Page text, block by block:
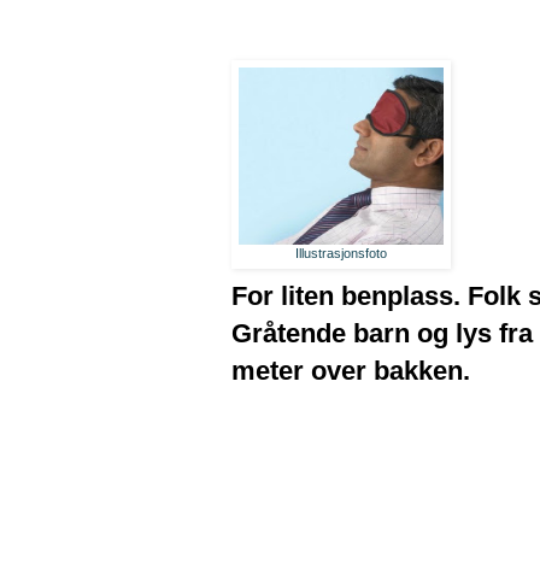
Illustrasjonsfoto
For liten benplass. Folk
Gråtende barn og lys
meter over bakken.